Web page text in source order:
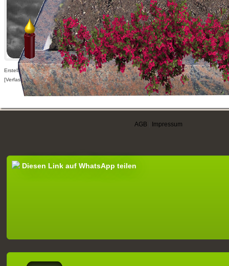
Erstellt am 05.10.2014,
[Verfasser nur für angemeldete Benutzer sichtbar]
AGB Impressum
Diesen Link auf WhatsApp teilen